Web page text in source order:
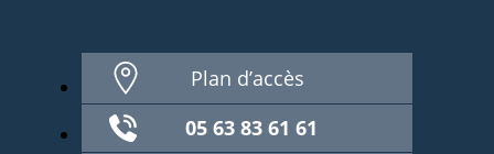
Plan d’accès
05 63 83 61 61